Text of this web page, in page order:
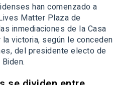
han comenzado a
Matter Plaza de
inmediaciones de la Casa
la victoria, según le conceden
del presidente electo de